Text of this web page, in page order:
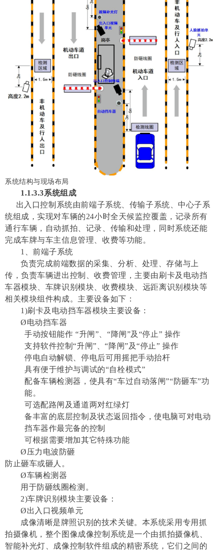
系统结构与现场布局
1.1.3.3系统组成
出入口控制系统由前端子系统、传输子系统、中心子系
统组成，实现对车辆的24小时全天候监控覆盖，记录所有
通行车辆，自动抓拍、记录、传输和处理，同时系统还能
完成车牌与车主信息管理、收费等功能。
1、前端子系统
负责完成前端数据的采集、分析、处理、存储与上
传，负责车辆进出控制、收费管理，主要由刷卡及电动挡
车器模块、车牌识别模块、收费模块、远距离识别模块等
相关模块组件构成。主要设备如下：
1)刷卡及电动挡车器模块主要设备：
Ø电动挡车器
手动按钮能作 “升闸”、“降闸”及“停止” 操作
支持软件控制“升闸” 、“降闸”及“停止”操作
停电自动解锁、停电后可用摇把手动抬杆
具有便于维护与调试的“自栓模式”
配备车辆检测器，使具有“车过自动落闸”“防砸车”功
能。
可选配路闸及通道两对红绿灯
备丰富的底层控制及状态返回指令，使电脑可对电动
挡车器作最完备的控制
可根据需要增加其它特殊功能
Ø压力电波防砸
防止砸车或砸人 。
Ø车辆检测器
用于防砸线圈检测。
2)车牌识别模块主要设备：
Ø出入口视频单元
成像清晰是牌照识别的技术关键。本系统采用专用抓
拍摄像机，整个图像成像控制系统是一个由抓拍摄像机、
智能补光灯、成像控制软件组成的精密系统，它们之间的